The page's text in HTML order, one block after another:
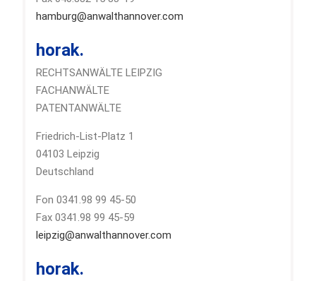
hamburg@anwalthannover.com
horak.
RECHTSANWÄLTE LEIPZIG
FACHANWÄLTE
PATENTANWÄLTE
Friedrich-List-Platz 1
04103 Leipzig
Deutschland
Fon 0341.98 99 45-50
Fax 0341.98 99 45-59
leipzig@anwalthannover.com
horak.